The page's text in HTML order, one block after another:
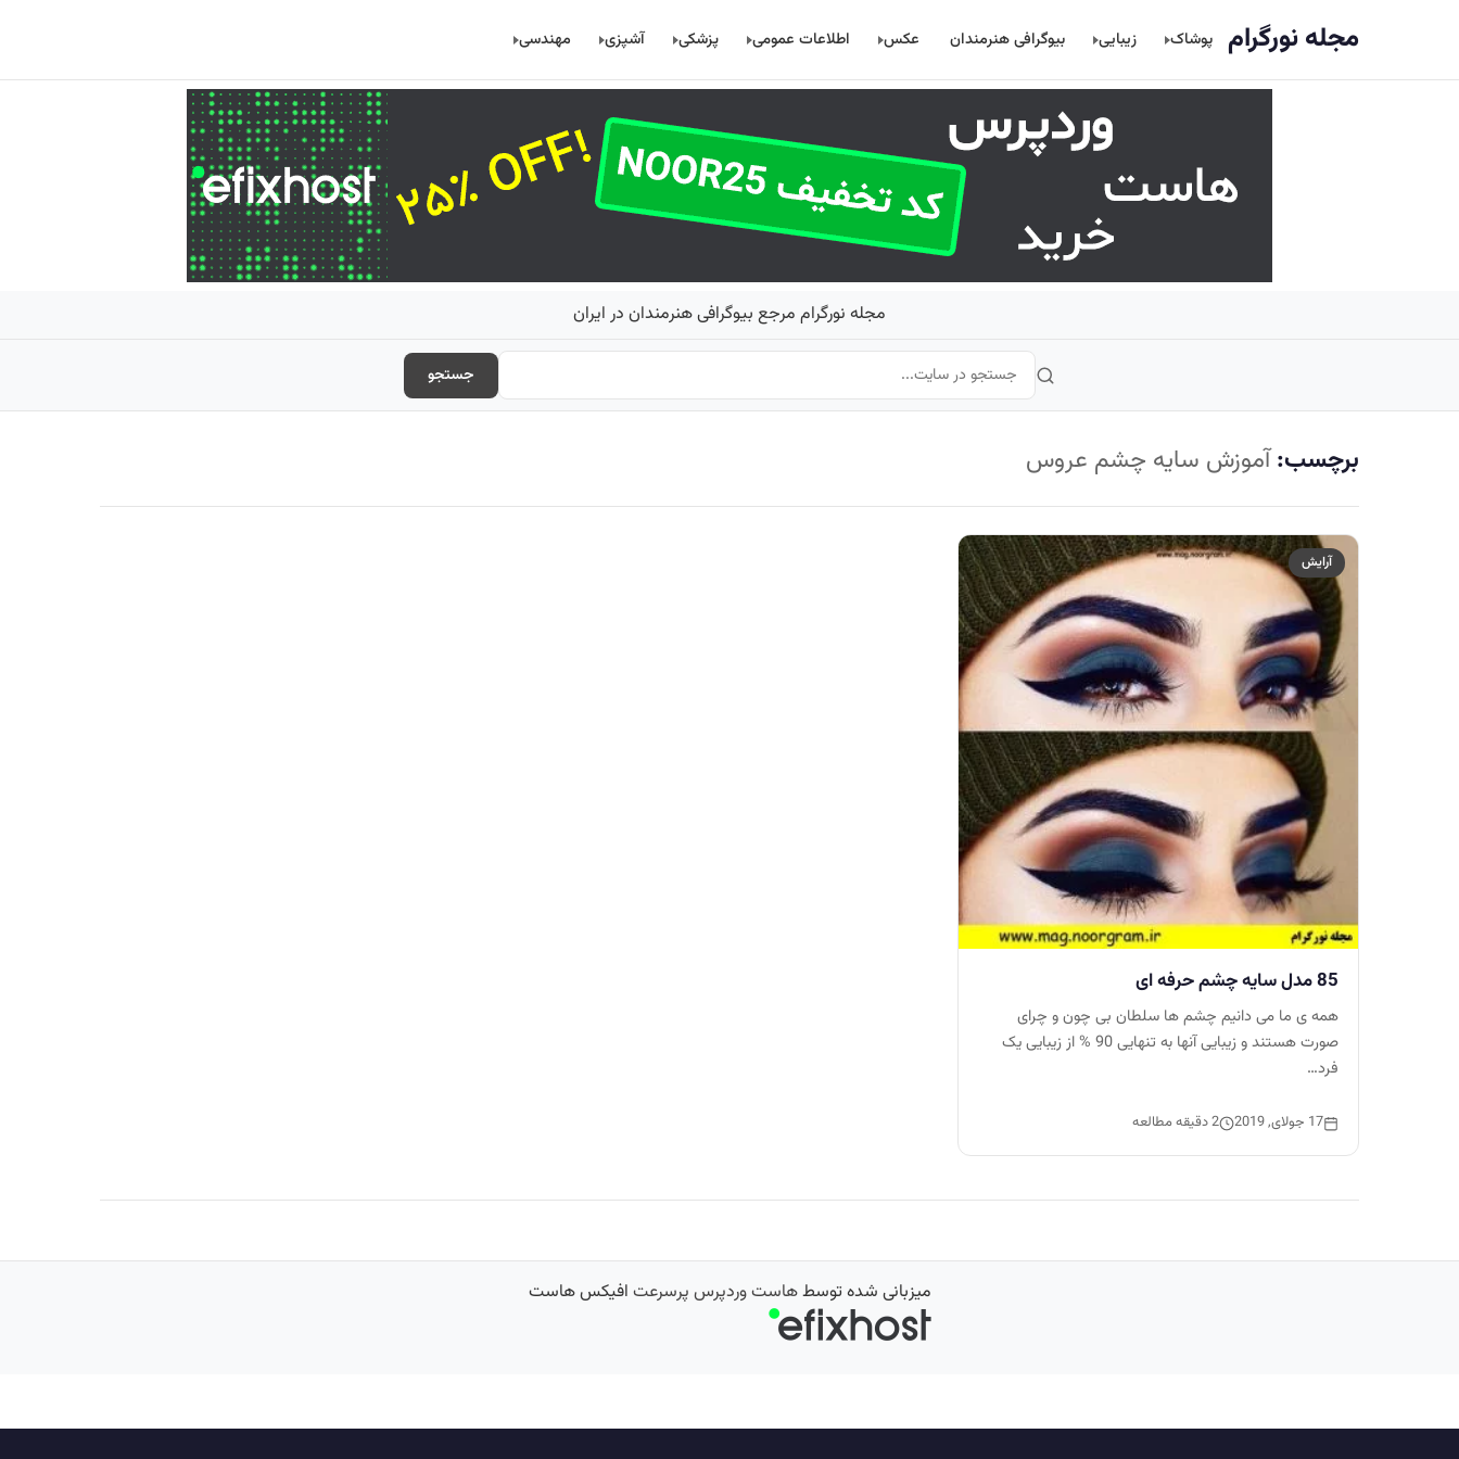
مجله نورگرام پوشاک زیبایی بیوگرافی هنرمندان عکس اطلاعات عمومی پزشکی آشپزی مهندسی
مجله نورگرام مرجع بیوگرافی هنرمندان در ایران
جستجو
برچسب:آموزش سایه چشم عروس
آرایش
85 مدل سایه چشم حرفه ای
همه ی ما می دانیم چشم ها سلطان بی چون و چرای
صورت هستند و زیبایی آنها به تنهایی 90 % از زیبایی یک
فرد…
17 جولای, 2019 2 دقیقه مطالعه
میزبانی شده توسطهاست وردپرس پرسرعت افیکس هاست